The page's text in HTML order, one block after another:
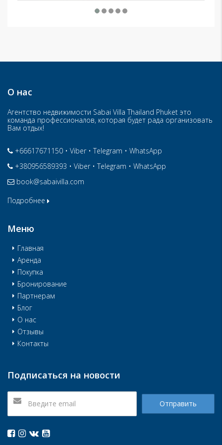
О нас
Агентство недвижимости Sabai Villa Thailand Phuket это
команда профессионалов, которая будет рада организовать
Вам отдых!
+66617671150 • Viber •Telegram • WhatsApp
+380956589393 • Viber •Telegram • WhatsApp
book@sabaivilla.com
Подробнее
Меню
Главная
Аренда
Покупка
Бронирование
Партнерам
Блог
О нас
Отзывы
Контакты
Подписаться на новости
Отправить